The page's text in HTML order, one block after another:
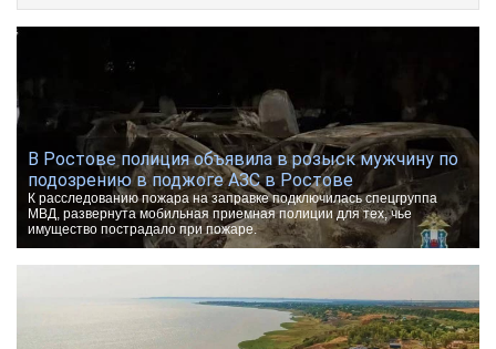
В Ростове полиция объявила в розыск мужчину по
подозрению в поджоге АЗС в Ростове
К расследованию пожара на заправке подключилась спецгруппа
МВД, развернута мобильная приемная полиции для тех, чье
имущество пострадало при пожаре.